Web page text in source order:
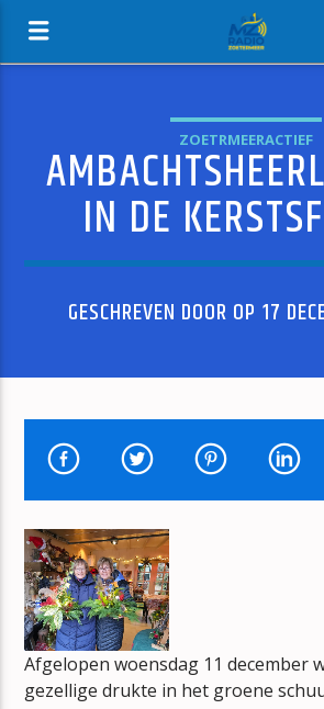
MZ-RADIO
HUIDIG NUMMER
BONT
JAN BERG
mz-radio
ZOETRMEERACTIEF
IN DE
GESCHREVEN DOOR OP 17
Afgelopen woensdag 11 december
gezellige drukte in het groene